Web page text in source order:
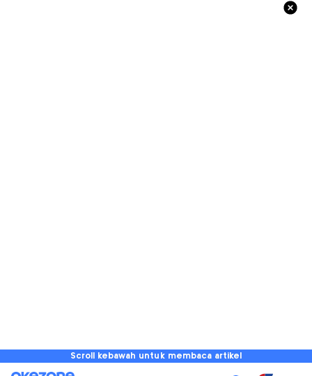
Scroll kebawah untuk membaca artikel